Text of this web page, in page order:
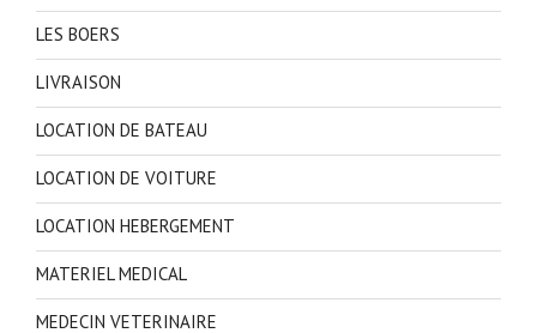
LES BOERS
LIVRAISON
LOCATION DE BATEAU
LOCATION DE VOITURE
LOCATION HEBERGEMENT
MATERIEL MEDICAL
MEDECIN VETERINAIRE